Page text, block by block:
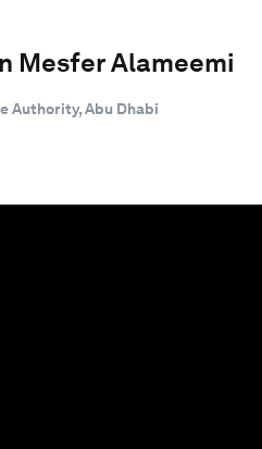
Mesfer Alameemi
Authority, Abu Dhabi